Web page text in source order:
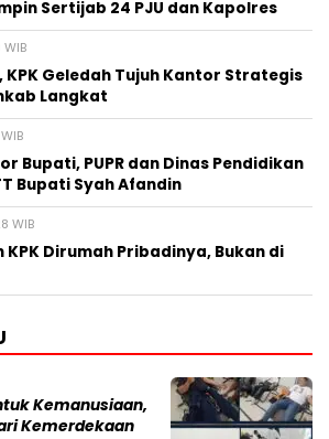
Sertijab 24 PJU dan Kapolres
KPK Geledah Tujuh Kantor Strategis
Langkat
Bupati, PUPR dan Dinas Pendidikan
Bupati Syah Afandin
WIB
Dirumah Pribadinya, Bukan di
Kemanusiaan,
Kemerdekaan